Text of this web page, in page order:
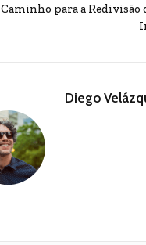
Caminho para a Redivisão
Diego